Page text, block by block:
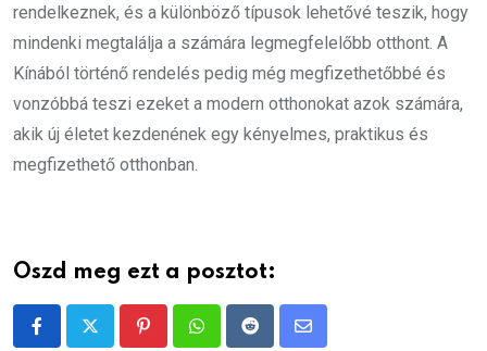
rendelkeznek, és a különböző típusok lehetővé teszik, hogy
mindenki megtalálja a számára legmegfelelőbb otthont. A
Kínából történő rendelés pedig még megfizethetőbbé és
vonzóbbá teszi ezeket a modern otthonokat azok számára,
akik új életet kezdenének egy kényelmes, praktikus és
megfizethető otthonban.
Oszd meg ezt a posztot:
PinterestWhatsappRedditShare